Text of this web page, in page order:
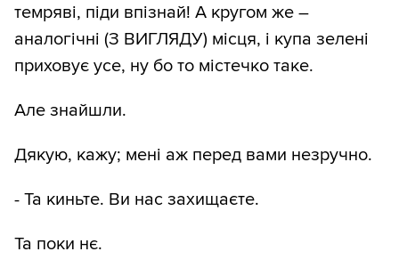
темряві, піди впізнай! А кругом же –
аналогічні (З ВИГЛЯДУ) місця, і купа зелені
приховує усе, ну бо то містечко таке.
Але знайшли.
Дякую, кажу; мені аж перед вами незручно.
- Та киньте. Ви нас захищаєте.
Та поки нє.